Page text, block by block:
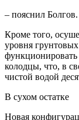
– пояснил Болгов.
Кроме того,
уровня грунтовых
колодцы, что, в
чистой водой
В сухом остатке
Новая